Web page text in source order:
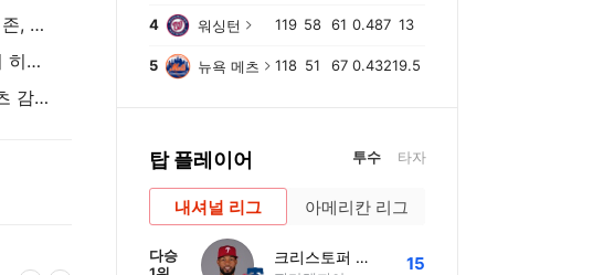
‘토미 존 수술’로 팔꿈치 부상 극복한 토미 존, 생의 끝에서 팬들에게 작별 인사
MLB 타율 1위 재탈환 시동 아라에스 '멀티 히트' 알바레스에 1리 차 좁혀
다저스, 974억 투수에게 또 속았다…로버츠 감독은 그래도 믿는다고? "이 모습은 처음이야"
4 워싱턴 119 58 61 0.487 13
5 뉴욕 메츠 118 51 67 0.43219.5
탑 플레이어 투수 타자
내셔널 리그 아메리칸 리그
다승
크리스토퍼 산체스 15